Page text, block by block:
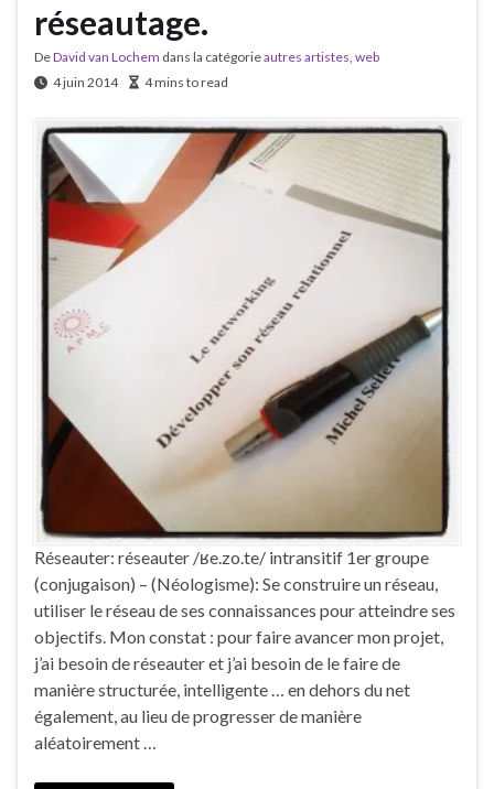
réseautage.
DeDavid van Lochem dans la catégorieautres artistes web
4 juin 2014
4 mins to read
Réseauter: réseauter /ʁe.zo.te/ intransitif 1er groupe
(conjugaison) – (Néologisme): Se construire un réseau,
utiliser le réseau de ses connaissances pour atteindre ses
objectifs. Mon constat : pour faire avancer mon projet,
j’ai besoin de réseauter et j’ai besoin de le faire de
manière structurée, intelligente … en dehors du net
également, au lieu de progresser de manière
aléatoirement …